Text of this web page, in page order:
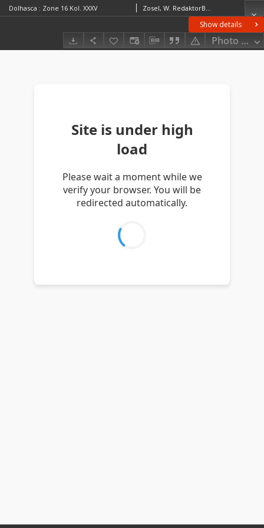
Show details
Photo
Dolhasca : Zone 16 Kol. XXXV Zosel, W. RedaktorBayer, R.Kaiserlich-Königliches Militär-Geographisches Institut (Wiedeń). Instytucja sprawcza Wydawca